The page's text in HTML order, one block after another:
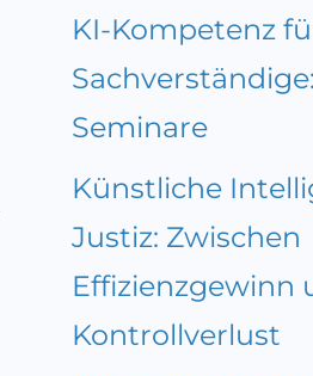
KI-Kompetenz
Seminare
Künstliche
Justiz: Zwischen
Effizienzgewinn
Kontrollverlust